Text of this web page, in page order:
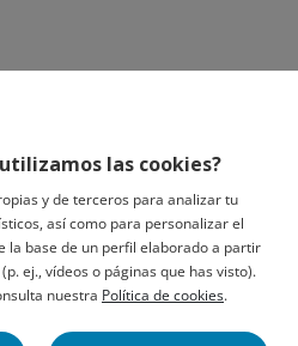
las cookies?
y de terceros para analizar tu
así como para personalizar el
la base de un perfil elaborado a partir
ej., vídeos o páginas que has visto).
nuestra Política de cookies.